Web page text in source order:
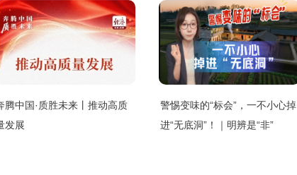
腾中国·质胜未来丨推动高质
发展
警惕变味的“标会”，一不小心掉
进“无底洞”！｜明辨是“非”